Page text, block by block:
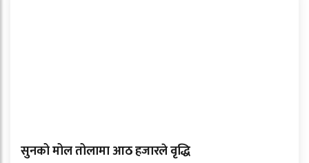
सुनको मोल तोलामा आठ हजारले वृद्धि